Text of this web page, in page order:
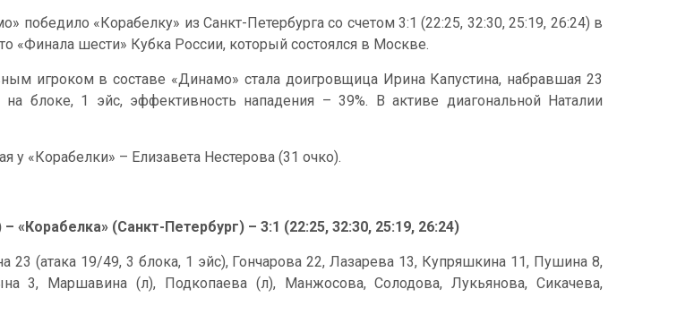
победило «Корабелку» из Санкт-Петербурга со счетом 3:1 (22:25, 32:30, 25:19, 26:24) в
«Финала шести» Кубка России, который состоялся в Москве.
игроком в составе «Динамо» стала доигровщица Ирина Капустина, набравшая 23
блоке, 1 эйс, эффективность нападения – 39%. В активе диагональной Наталии
у «Корабелки» – Елизавета Нестерова (31 очко).
«Корабелка» (Санкт-Петербург) – 3:1 (22:25, 32:30, 25:19, 26:24)
23 (атака 19/49, 3 блока, 1 эйс), Гончарова 22, Лазарева 13, Купряшкина 11, Пушина 8,
3, Маршавина (л), Подкопаева (л), Манжосова, Солодова, Лукьянова, Сикачева,